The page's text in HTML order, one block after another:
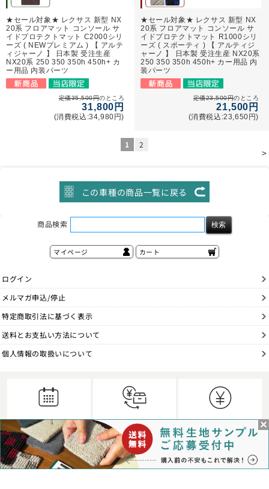
★セール対象★ レクサス 新型 NX
20系 フロアマット コンソール サ
イドプロテクトマット C2000シリ
ーズ ( NEWプレミアム ) 【 アルテ
ィジャーノ 】 日本製 受注生産
NX20系 250 350 350h 450h+ カ
ー用品 内装パーツ
定価35,500円のところ
31,800円
(消費税込:34,980円)
★セール対象★ レクサス 新型 NX
20系 フロアマット コンソール サ
イドプロテクトマット R1000シリ
ーズ ( スポーティ ) 【 アルティジ
ャーノ 】 日本製 受注生産 NX20系
250 350 350h 450h+ カー用品 内
装パーツ
定価23,500円のところ
21,500円
(消費税込:23,650円)
>
1 2
この車種の商品一覧に戻る
商品検索
マイページ カート
ログイン
メルマガ申込/停止
特定商取引法に基づく表示
送料とお支払い方法について
個人情報の取扱いについて
納期
について
返品・交換
について
お支払い
について